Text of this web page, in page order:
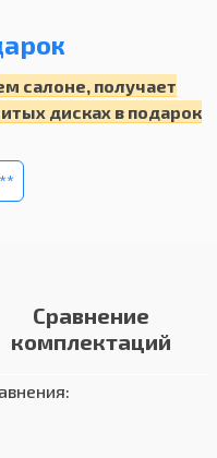
тормозов (ABS)
DSC/VSC, etc.)
салоне, получает
дисках в подарок
Сравнение
комплектаций